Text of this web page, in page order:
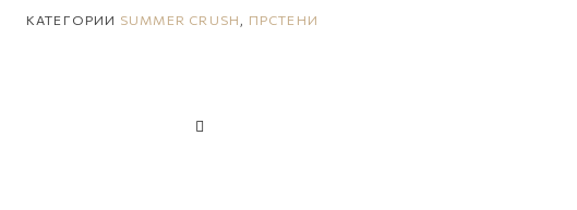
КАТЕГОРИИ SUMMER CRUSH ПРСТЕНИ